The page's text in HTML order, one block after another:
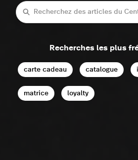
Recherche
Recherches les plus
carte cadeau catalogue
matrice loyalty